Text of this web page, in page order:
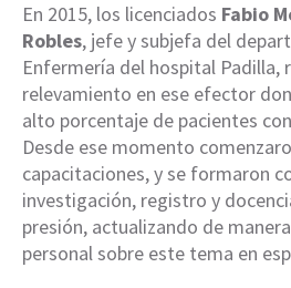
En 2015, los licenciados Fabio
Robles, jefe y subjefa del
Enfermería del hospital Padilla,
relevamiento en ese efector
alto porcentaje de pacientes
Desde ese momento
capacitaciones, y se formaron
investigación, registro y
presión, actualizando de
personal sobre este tema en